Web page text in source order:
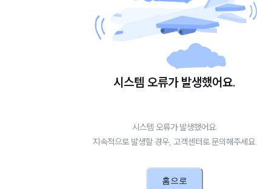
시스템 오류가 발생했어요.
시스템 오류가 발생했어요.
지속적으로 발생할 경우, 고객센터로 문의해주세요.
홈으로